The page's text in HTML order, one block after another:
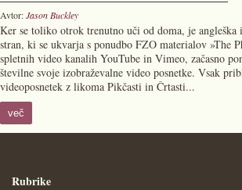
Avtor:Jason Buckley
Ker se toliko otrok trenutno uči od doma, je angleška
stran, ki se ukvarja s ponudbo FZO materialov »The
spletnih video kanalih YouTube in Vimeo, začasno
številne svoje izobraževalne video posnetke. Vsak
videoposnetek z likoma Pikčasti in Črtasti...
več
Rubrike